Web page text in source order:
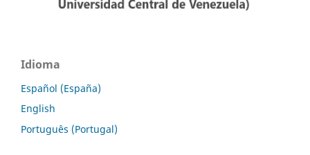
Idioma
Español (España)
English
Português (Portugal)